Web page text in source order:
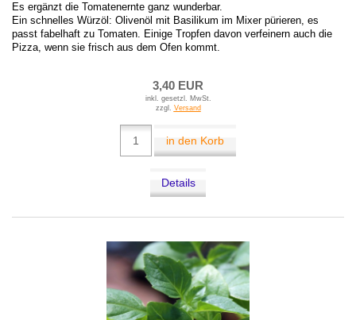
Es ergänzt die Tomatenernte ganz wunderbar.
Ein schnelles Würzöl: Olivenöl mit Basilikum im Mixer pürieren, es
passt fabelhaft zu Tomaten. Einige Tropfen davon verfeinern auch die
Pizza, wenn sie frisch aus dem Ofen kommt.
3,40 EUR
inkl. gesetzl. MwSt.
zzgl. Versand
in den Korb
Details